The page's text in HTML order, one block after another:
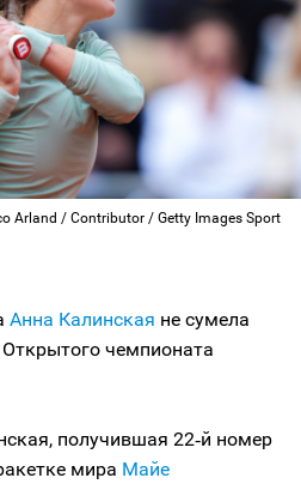
Arland / Contributor / Getty Images Sport
Анна Калинская не сумела
чемпионата
получившая 22‑й номер
мира Майе